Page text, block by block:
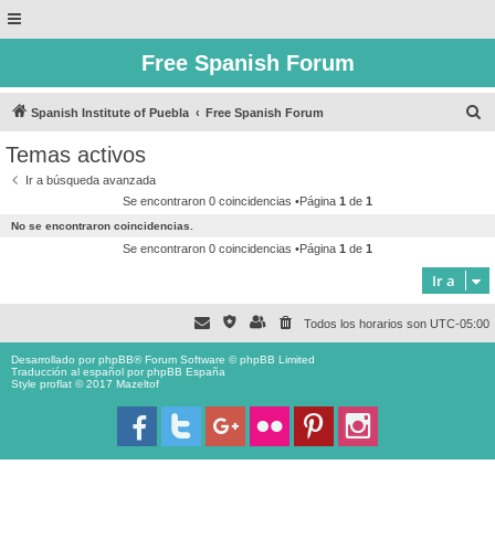
Free Spanish Forum
Spanish Institute of Puebla Free Spanish Forum
Temas activos
Ir a búsqueda avanzada
Se encontraron 0 coincidencias •Página 1 de 1
No se encontraron coincidencias.
Se encontraron 0 coincidencias •Página 1 de 1
Ir a
Todos los horarios son UTC-05:00
Desarrollado porphpBB® Forum Software © phpBB Limited
Traducción al español porphpBB España
Style proflat © 2017 Mazeltof